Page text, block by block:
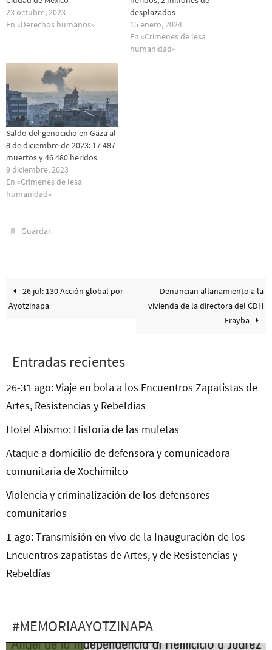
23 octubre, 2023
En «Derechos humanos»
desplazados
15 enero, 2024
En «Crímenes de lesa
humanidad»
Saldo del genocidio en Gaza al
8 de diciembre de 2023: 17 487
muertos y 46 480 heridos
9 diciembre, 2023
En «Crímenes de lesa
humanidad»
Guardar.
26 jul: 130 Acción global por
Ayotzinapa
Denuncian allanamiento a la
vivienda de la directora del CDH
Frayba
Entradas recientes
26-31 ago: Viaje en bola a los Encuentros Zapatistas de
Artes, Resistencias y Rebeldías
Hotel Abismo: Historia de las muletas
Ataque a domicilio de defensora y comunicadora
comunitaria de Xochimilco
Violencia y criminalización de los defensores
comunitarios
1 ago: Transmisión en vivo de la Inauguración de los
Encuentros zapatistas de Artes, y de Resistencias y
Rebeldías
#MEMORIAAYOTZINAPA